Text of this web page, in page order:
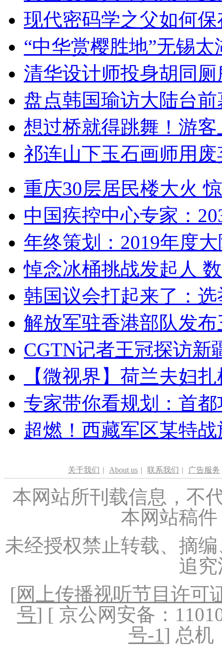
现代密码学之父如何
“中华赏樱胜地”无锡
清华设计师投身胡同
盘点韩国瑜访大陆台
想过桥就得跳舞！游客
祁连山下玉石画师用
重庆30层居民楼大火
中国疾控中心专家：
年终策划：2019年度
悼念冰桶挑战发起人
韩国议会打起来了：
解放军驻香港部队发
CGTN记者王冠探访新
【微视界】荷兰夫妇
专家带你看规划：首
超燃！西藏军区某特
关于我们 | About us | 联系我们 | 广告服务
本网站所刊载信息，不
本网站稿
未经授权禁止转载、摘
追
[网上传播视听节目许可
号] [ 京公网安备：
号-1] 总机